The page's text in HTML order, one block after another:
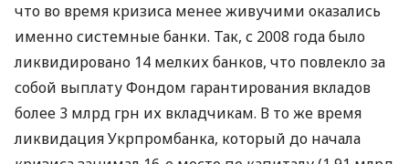
что во время кризиса менее живучими оказались
именно системные банки. Так, с 2008 года было
ликвидировано 14 мелких банков, что повлекло за
собой выплату Фондом гарантирования вкладов
более 3 млрд грн их вкладчикам. В то же время
ликвидация Укрпромбанка, который до начала